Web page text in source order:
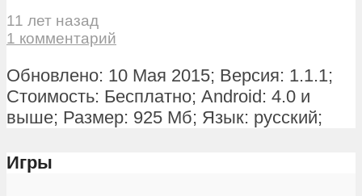
11 лет назад
1 комментарий
Обновлено: 10 Мая 2015; Версия: 1.1.1;
Стоимость: Бесплатно; Android: 4.0 и
выше; Размер: 925 Мб; Язык: русский;
Игры